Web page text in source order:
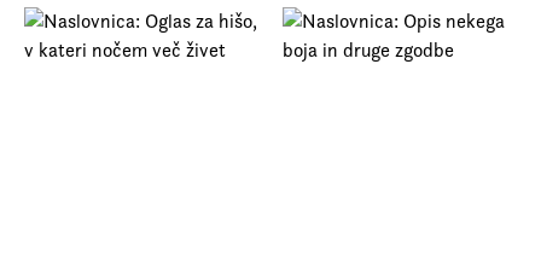
Beletrinini projekti
Kontakt